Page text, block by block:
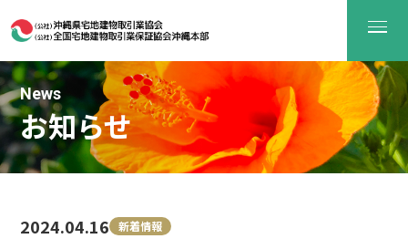
News
お知らせ
2024.04.16 新着情報